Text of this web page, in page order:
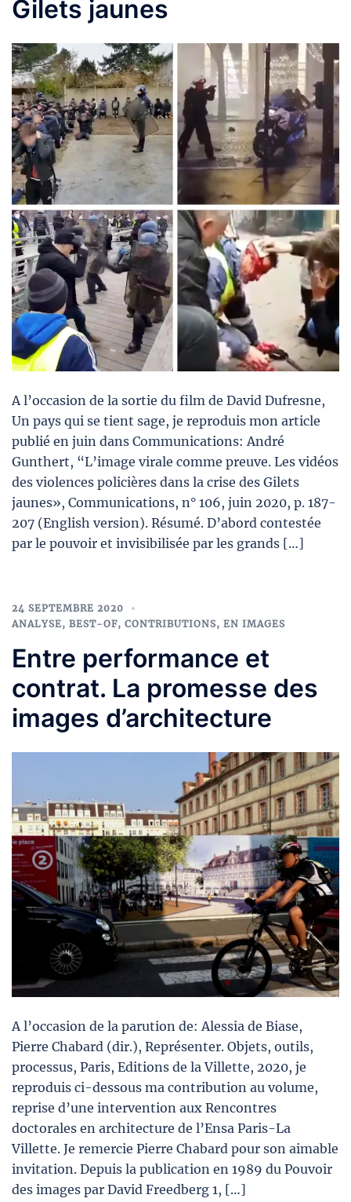
Gilets jaunes
A l’occasion de la sortie du film de David Dufresne,
Un pays qui se tient sage, je reproduis mon article
publié en juin dans Communications: André
Gunthert, “L’image virale comme preuve. Les vidéos
des violences policières dans la crise des Gilets
jaunes», Communications, n° 106, juin 2020, p. 187-
207 (English version). Résumé. D’abord contestée
par le pouvoir et invisibilisée par les grands […]
24 SEPTEMBRE 2020
ANALYSE, BEST-OF, CONTRIBUTIONS, EN IMAGES
Entre performance et
contrat. La promesse des
images d’architecture
A l’occasion de la parution de: Alessia de Biase,
Pierre Chabard (dir.), Représenter. Objets, outils,
processus, Paris, Editions de la Villette, 2020, je
reproduis ci-dessous ma contribution au volume,
reprise d’une intervention aux Rencontres
doctorales en architecture de l’Ensa Paris-La
Villette. Je remercie Pierre Chabard pour son aimable
invitation. Depuis la publication en 1989 du Pouvoir
des images par David Freedberg 1, […]